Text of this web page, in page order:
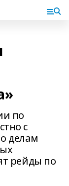
по
с
делам
рейды по